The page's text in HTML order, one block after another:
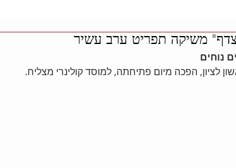
משיקה תפריט ערב עשיר
נוחים
לציון, הפכה מיום פתיחתה, למוסד קולינרי מצליח.